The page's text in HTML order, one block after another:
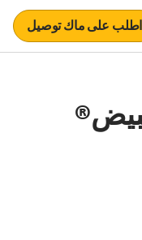
اطلب على ماك توصيل